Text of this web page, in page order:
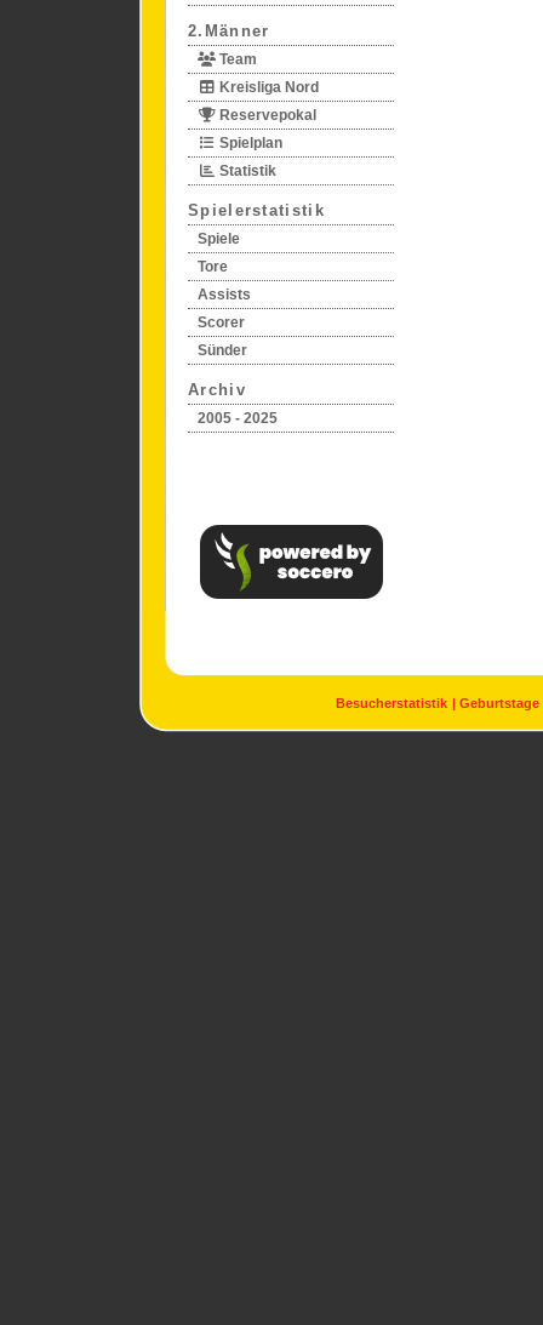
2.Männer
Team
Kreisliga Nord
Reservepokal
Spielplan
Statistik
Spielerstatistik
Spiele
Tore
Assists
Scorer
Sünder
Archiv
2005 - 2025
Besucherstatistik Geburtstage